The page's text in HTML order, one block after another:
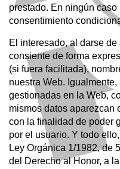
prestado. En ningún
consentimiento
El interesado, al darse
consiente de forma
(si fuera facilitada),
nuestra Web. Igualmente,
gestionadas en la Web,
mismos datos aparezcan
con la finalidad de poder
por el usuario. Y todo
Ley Orgánica 1/1982, de
del Derecho al Honor, a